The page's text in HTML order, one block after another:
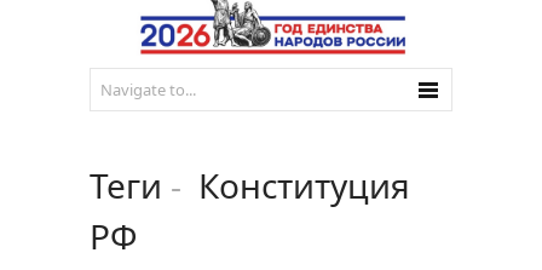
Теги - Конституция
РФ